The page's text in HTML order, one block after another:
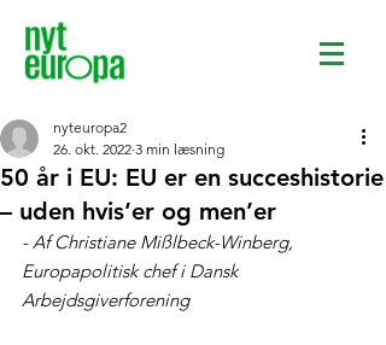
50 år i EU: EU er en succeshistorie
– uden hvis’er og men’er
nyteuropa2
26. okt. 2022 3 min læsning
- Af Christiane Mißlbeck-Winberg,
Europapolitisk chef i Dansk
Arbejdsgiverforening